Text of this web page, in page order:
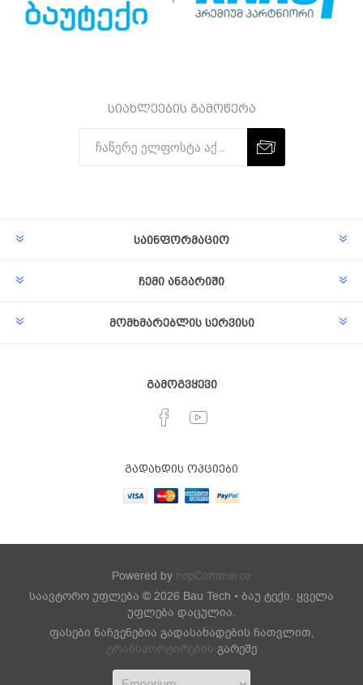
სიახლეების გამოწერა
საინფორმაციო
ჩემი ანგარიში
მომხმარებლის სერვისი
გამოგვყევი
გადახდის ოპციები
Powered by nopCommerce
საავტორო უფლება © 2026 Bau Tech • ბაუ ტექი. ყველა
უფლება დაცულია.
ფასები ნაჩვენებია გადასახადების ჩათვლით,
ტრანსპორტირების გარეშე